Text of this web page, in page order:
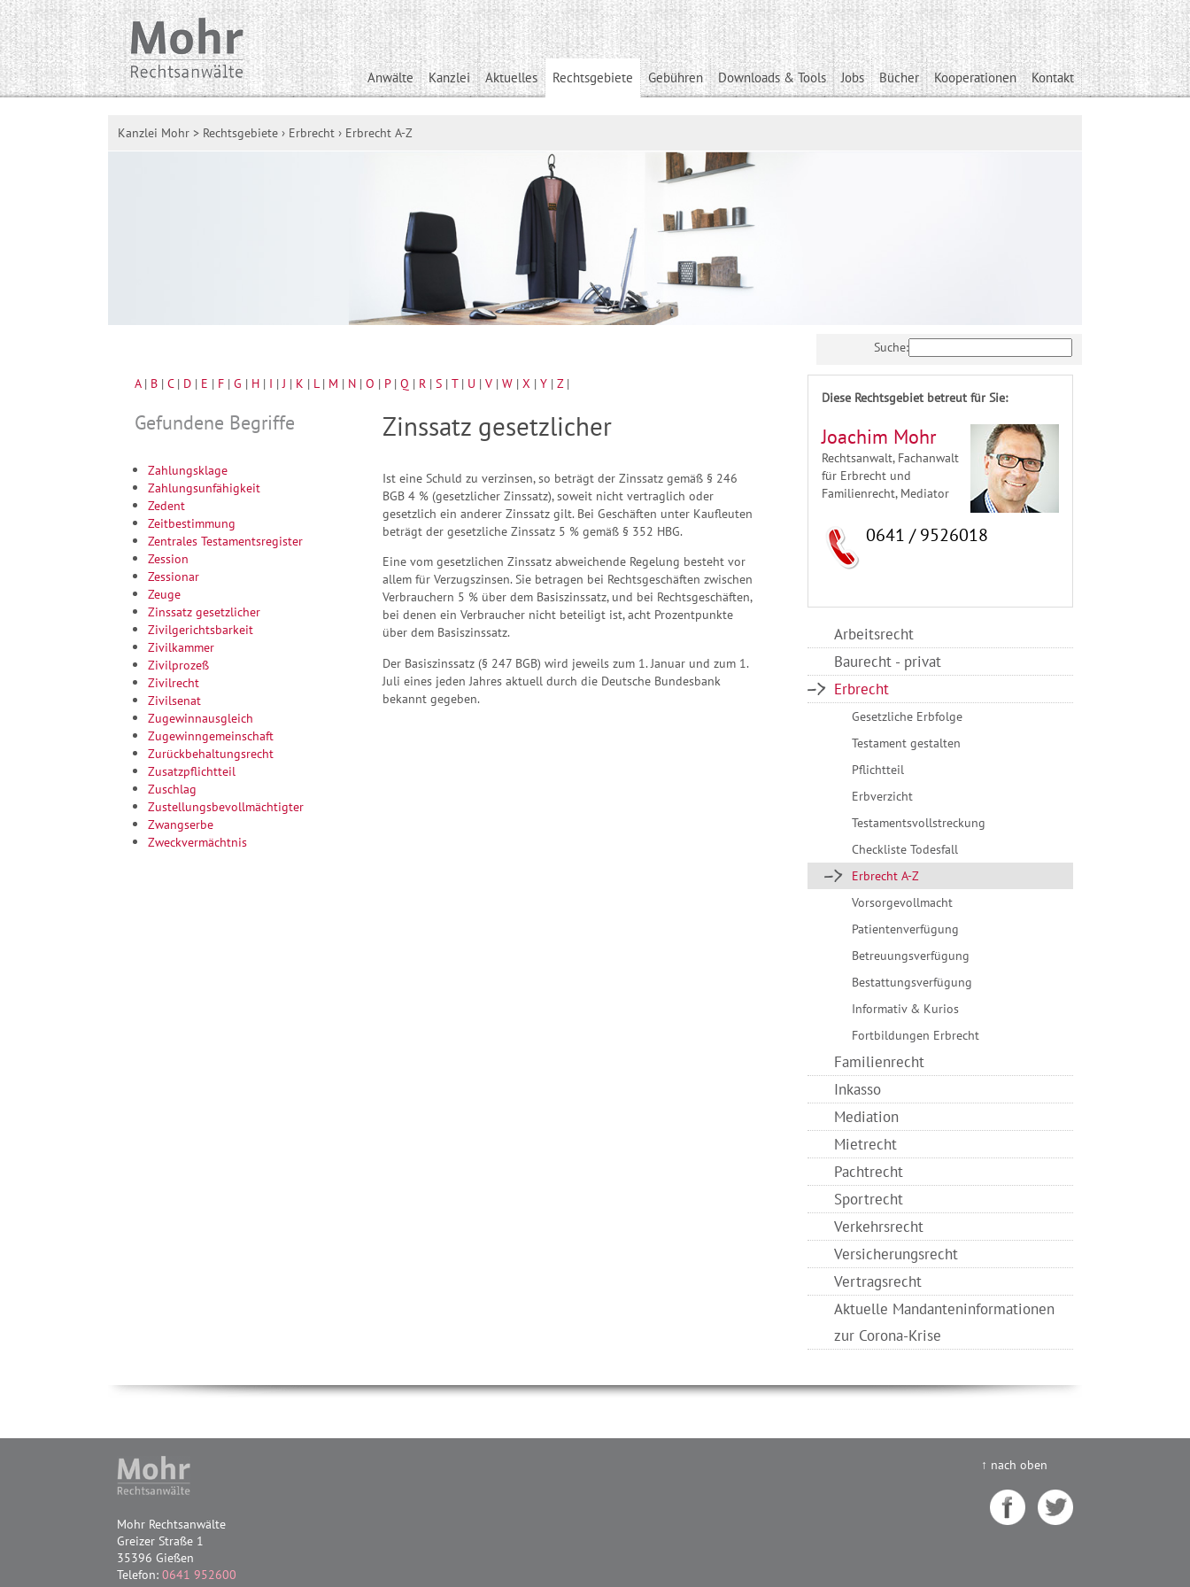
Anwälte Kanzlei Aktuelles Rechtsgebiete Gebühren Downloads & Tools Jobs Bücher Kooperationen Kontakt
Kanzlei Mohr > Rechtsgebiete › Erbrecht › Erbrecht A-Z
Suche:
A| B | C| D | E | F | G | H | I |J | K | L| M | N | O | P| Q | R | S | T| U | V | W | X | Y | Z|
Gefundene Begriffe
Zahlungsklage
Zahlungsunfähigkeit
Zedent
Zeitbestimmung
Zentrales Testamentsregister
Zession
Zessionar
Zeuge
Zinssatz gesetzlicher
Zivilgerichtsbarkeit
Zivilkammer
Zivilprozeß
Zivilrecht
Zivilsenat
Zugewinnausgleich
Zugewinngemeinschaft
Zurückbehaltungsrecht
Zusatzpflichtteil
Zuschlag
Zustellungsbevollmächtigter
Zwangserbe
Zweckvermächtnis
Zinssatz gesetzlicher
Ist eine Schuld zu verzinsen, so beträgt der Zinssatz gemäß § 246
BGB 4 % (gesetzlicher Zinssatz), soweit nicht vertraglich oder
gesetzlich ein anderer Zinssatz gilt. Bei Geschäften unter Kaufleuten
beträgt der gesetzliche Zinssatz 5 % gemäß § 352 HBG.
Eine vom gesetzlichen Zinssatz abweichende Regelung besteht vor
allem für Verzugszinsen. Sie betragen bei Rechtsgeschäften zwischen
Verbrauchern 5 % über dem Basiszinssatz, und bei Rechtsgeschäften,
bei denen ein Verbraucher nicht beteiligt ist, acht Prozentpunkte
über dem Basiszinssatz.
Der Basiszinssatz (§ 247 BGB) wird jeweils zum 1. Januar und zum 1.
Juli eines jeden Jahres aktuell durch die Deutsche Bundesbank
bekannt gegeben.
Diese Rechtsgebiet betreut für Sie:
Joachim Mohr
Rechtsanwalt, Fachanwalt
für Erbrecht und
Familienrecht, Mediator
0641 / 9526018
Arbeitsrecht
Baurecht - privat
Erbrecht
Gesetzliche Erbfolge
Testament gestalten
Pflichtteil
Erbverzicht
Testamentsvollstreckung
Checkliste Todesfall
Erbrecht A-Z
Vorsorgevollmacht
Patientenverfügung
Betreuungsverfügung
Bestattungsverfügung
Informativ & Kurios
Fortbildungen Erbrecht
Familienrecht
Inkasso
Mediation
Mietrecht
Pachtrecht
Sportrecht
Verkehrsrecht
Versicherungsrecht
Vertragsrecht
Aktuelle Mandanteninformationen
zur Corona-Krise
↑ nach oben
Mohr Rechtsanwälte
Greizer Straße 1
35396 Gießen
Telefon: 0641 952600